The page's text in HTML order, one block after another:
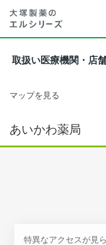
取扱い医療機関・店
マップを見る
あいかわ薬局
特異なアクセスが見